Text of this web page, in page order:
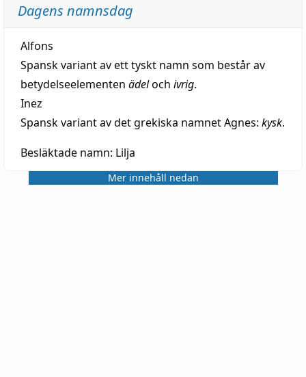
Dagens namnsdag
Alfons
Spansk variant av ett tyskt namn som består av
betydelseelementen ädeloch ivrig.
Inez
Spansk variant av det grekiska namnet Agnes: kysk.
Besläktade namn: Lilja
Mer innehåll nedan